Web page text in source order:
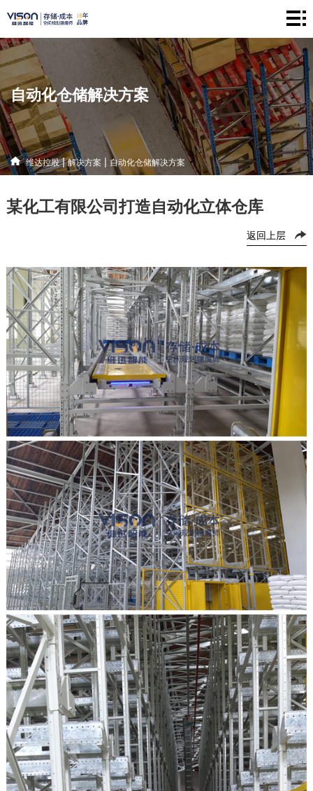
维
达
控
股
仓
储
系
统
产
品
中
心
新
闻
资
讯
解
决
方
联
系
式
自动化仓储解决方案
维达控股|解决方案 | 自动化仓储解决方案
某化工有限公司打造自动化立体仓库
返回上层